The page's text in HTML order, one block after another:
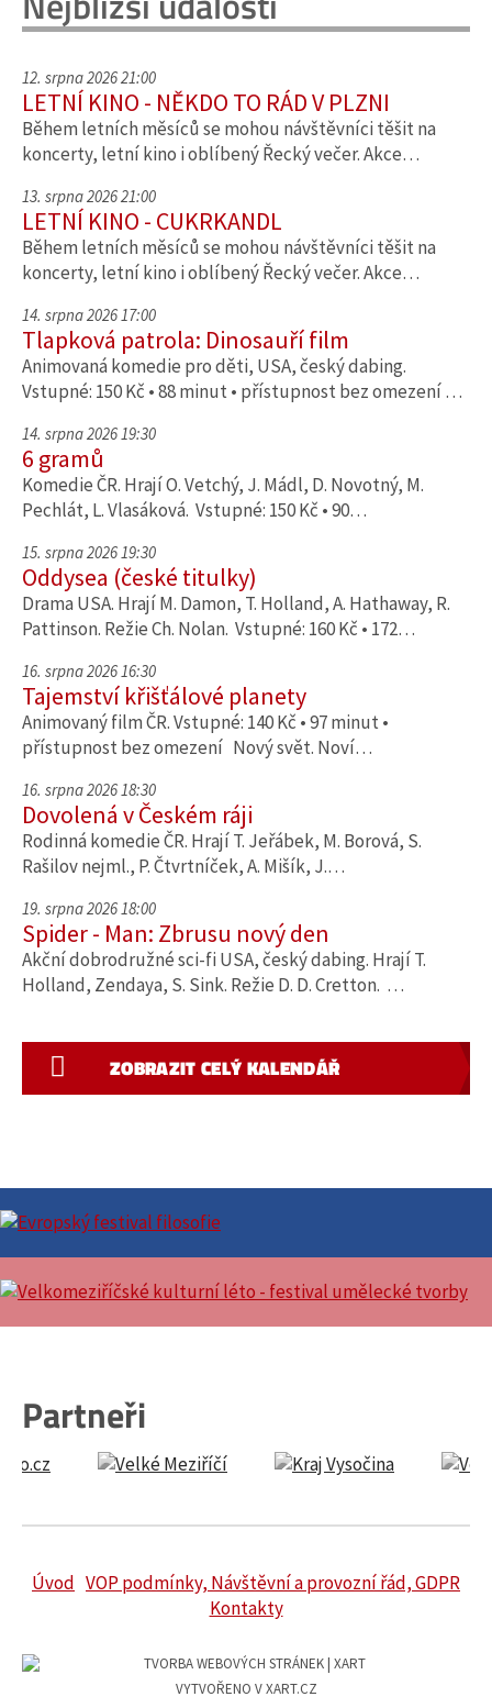
12. srpna 2026 21:00
LETNÍ KINO - NĚKDO TO RÁD V PLZNI
Během letních měsíců se mohou návštěvníci těšit na
koncerty, letní kino i oblíbený Řecký večer. Akce…
13. srpna 2026 21:00
LETNÍ KINO - CUKRKANDL
Během letních měsíců se mohou návštěvníci těšit na
koncerty, letní kino i oblíbený Řecký večer. Akce…
14. srpna 2026 17:00
Tlapková patrola: Dinosauří film
Animovaná komedie pro děti, USA, český dabing.
Vstupné: 150 Kč • 88 minut • přístupnost bez omezení …
14. srpna 2026 19:30
6 gramů
Komedie ČR. Hrají O. Vetchý, J. Mádl, D. Novotný, M.
Pechlát, L. Vlasáková. Vstupné: 150 Kč • 90…
15. srpna 2026 19:30
Oddysea (české titulky)
Drama USA. Hrají M. Damon, T. Holland, A. Hathaway, R.
Pattinson. Režie Ch. Nolan. Vstupné: 160 Kč • 172…
16. srpna 2026 16:30
Tajemství křišťálové planety
Animovaný film ČR. Vstupné: 140 Kč • 97 minut •
přístupnost bez omezení Nový svět. Noví…
16. srpna 2026 18:30
Dovolená v Českém ráji
Rodinná komedie ČR. Hrají T. Jeřábek, M. Borová, S.
Rašilov nejml., P. Čtvrtníček, A. Mišík, J.…
19. srpna 2026 18:00
Spider - Man: Zbrusu nový den
Akční dobrodružné sci-fi USA, český dabing. Hrají T.
Holland, Zendaya, S. Sink. Režie D. D. Cretton. …
ZOBRAZIT CELÝ KALENDÁŘ
Partneři
Úvod VOP podmínky, Návštěvní a provozní řád, GDPR
Kontakty
VYTVOŘENO V XART.CZ